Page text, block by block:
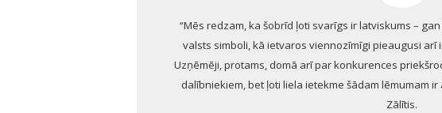
“Mēs redzam, ka šobrīd ļoti svarīgs ir latviskums –
valsts simboli, kā ietvaros viennozīmīgi pieaugusi arī
Uzņēmēji, protams, domā arī par konkurences
dalībniekiem, bet ļoti liela ietekme šādam lēmumam
Zālītis.